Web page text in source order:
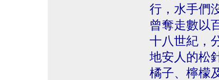
行，水手們
曾奪走數以
十八世紀，
地安人的松
橘子、檸檬